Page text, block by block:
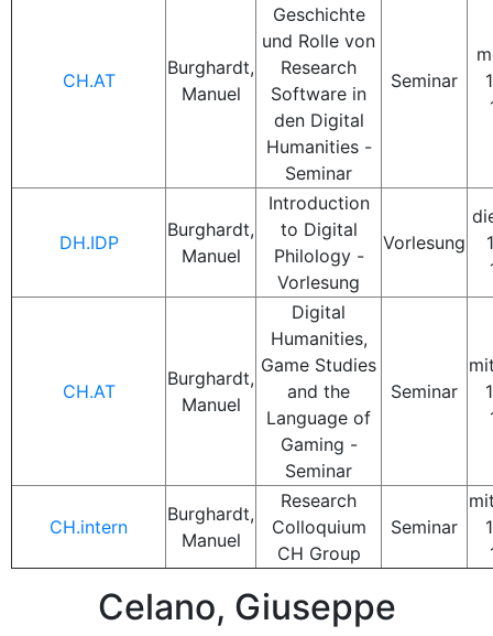
CH.AT
Burghardt,
Manuel
Geschichte
und Rolle von
Research
Software in
den Digital
Humanities -
Seminar
Seminar
DH.IDP
Burghardt,
Manuel
Introduction
to Digital
Philology -
Vorlesung
Vorlesung
CH.AT
Burghardt,
Manuel
Digital
Humanities,
Game Studies
and the
Language of
Gaming -
Seminar
Seminar
CH.intern
Burghardt,
Manuel
Research
Colloquium
CH Group
Seminar
Celano, Giuseppe